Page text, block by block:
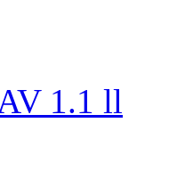
1.1 ll